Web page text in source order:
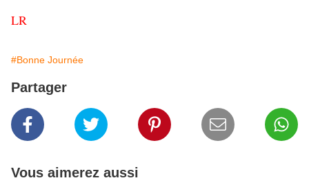
LR
#Bonne Journée
Partager
Vous aimerez aussi